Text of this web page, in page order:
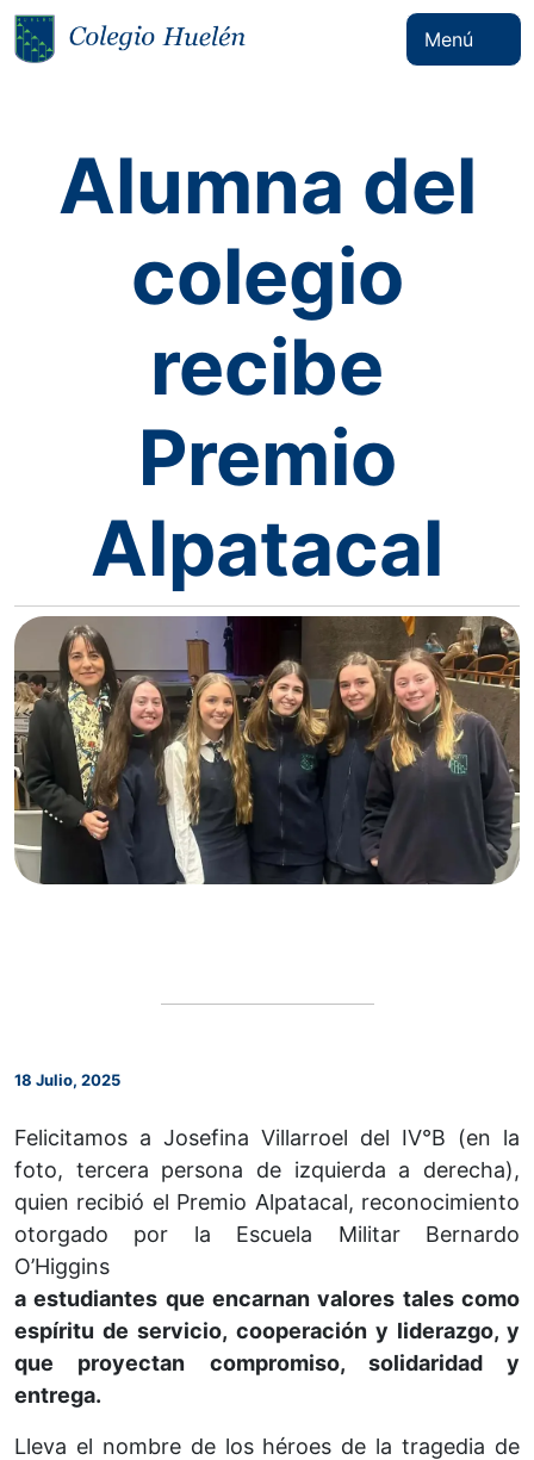
Menú
Alumna del
colegio
recibe
Premio
Alpatacal
18 Julio, 2025
Felicitamos a Josefina Villarroel del IV°B (en la
foto, tercera persona de izquierda a derecha),
quien recibió el Premio Alpatacal, reconocimiento
otorgado por la Escuela Militar Bernardo
O’Higgins
a estudiantes que encarnan valores tales como
espíritu de servicio, cooperación y liderazgo, y
que proyectan compromiso, solidaridad y
entrega.
Lleva el nombre de los héroes de la tragedia de